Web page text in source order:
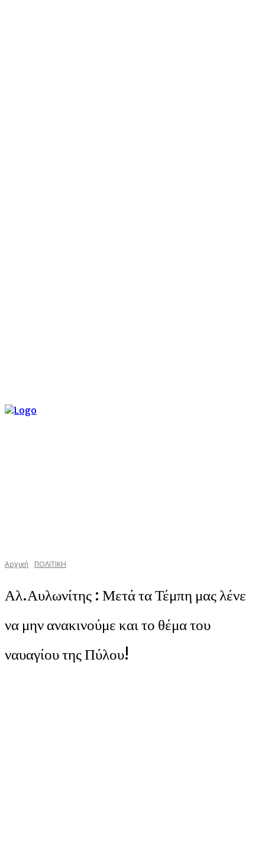
Αρχική ΠΟΛΙΤΙΚΗ
Αλ.Αυλωνίτης : Μετά τα Τέμπη μας λένε
να μην ανακινούμε και το θέμα του
ναυαγίου της Πύλου!